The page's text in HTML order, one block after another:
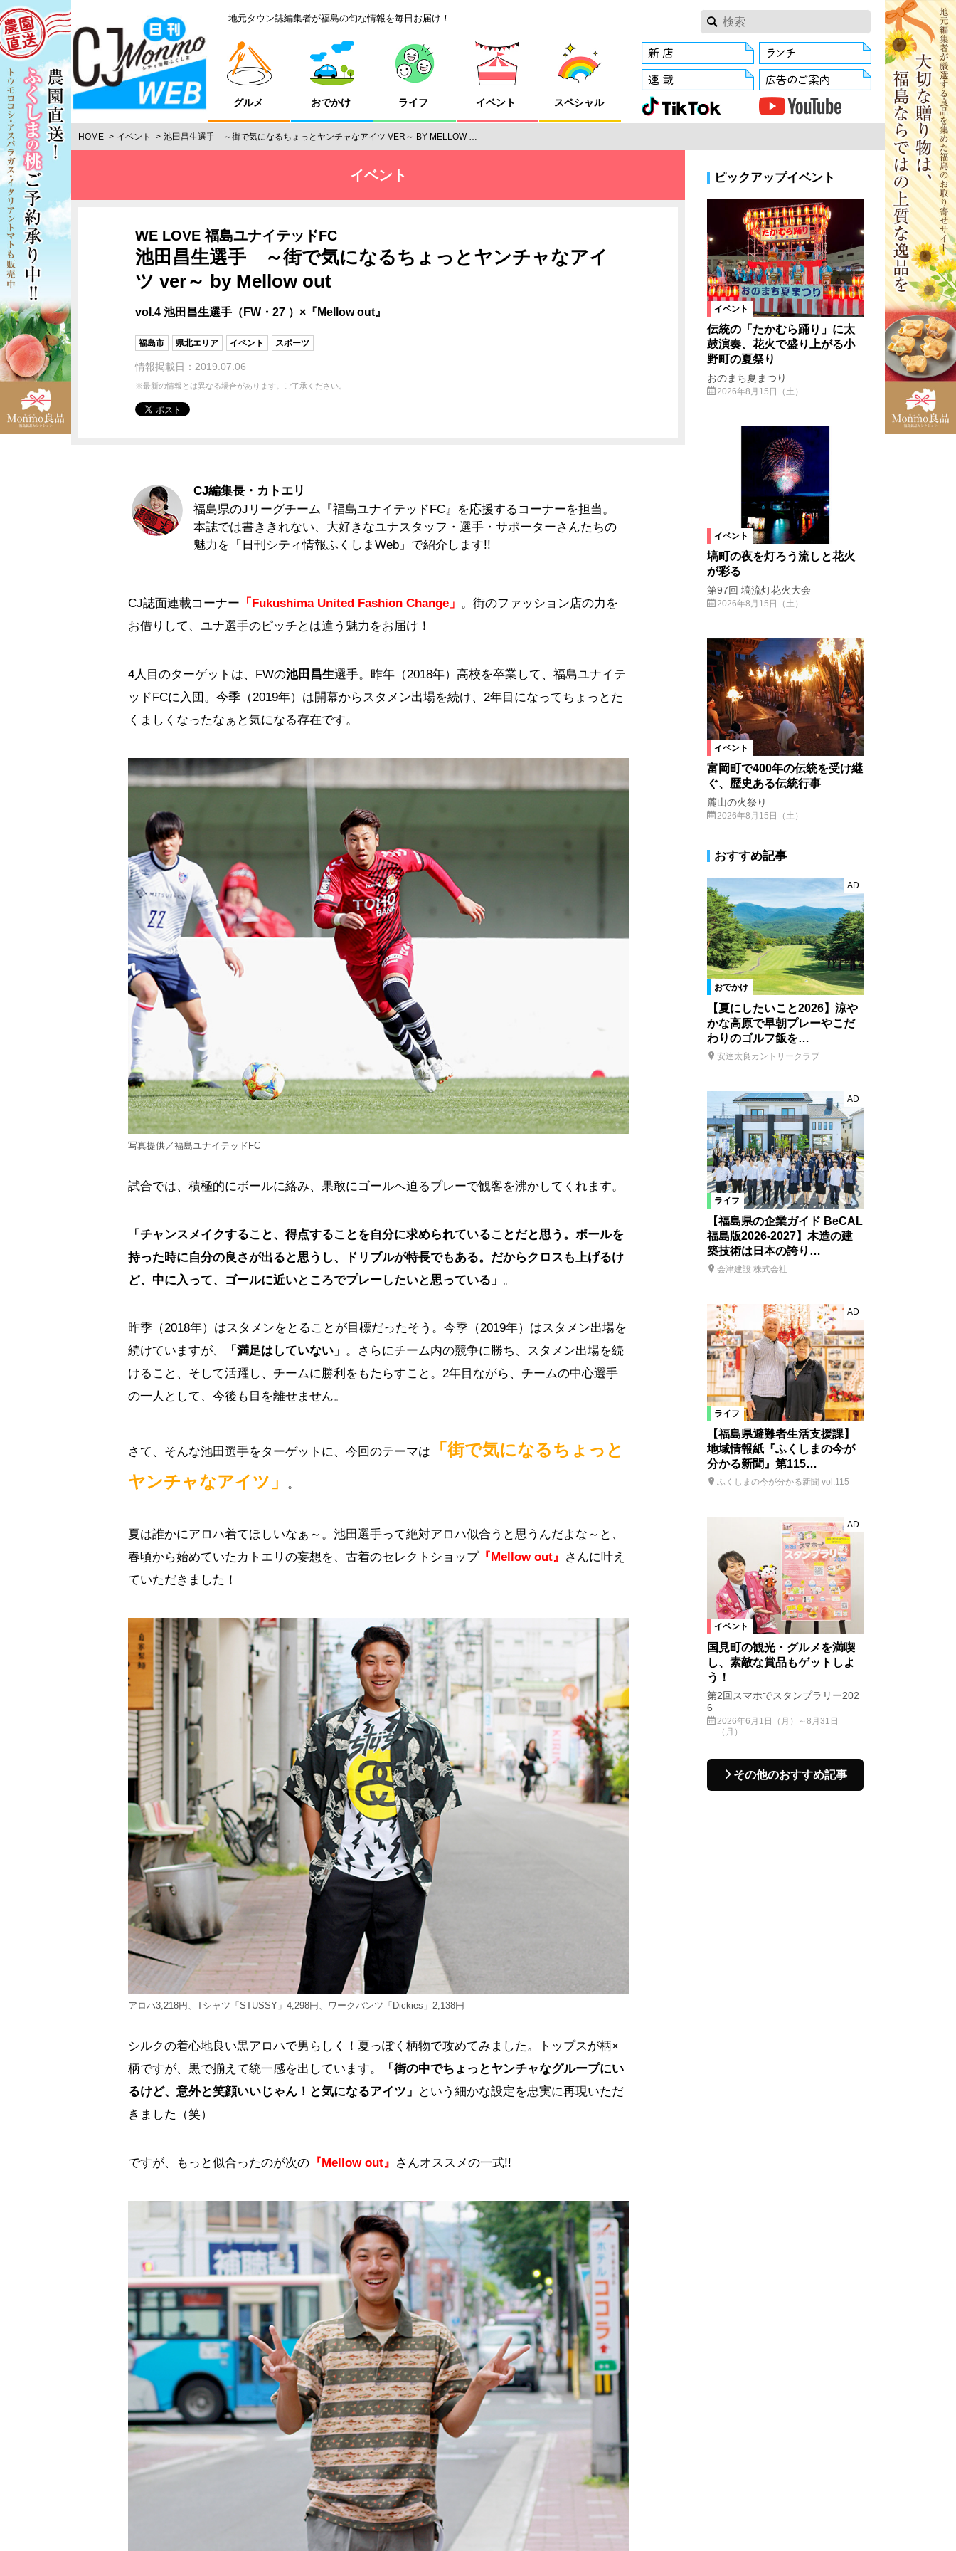
地元タウン誌編集者が福島の旬な情報を毎日お届け！
グルメ おでかけ ライフ イベント スペシャル
HOME イベント 池田昌生選手 ～街で気になるちょっとヤンチャなアイツ VER～ BY MELLOW …
イベント
WE LOVE 福島ユナイテッドFC
池田昌生選手 ～街で気になるちょっとヤンチャなアイ
ツ ver～ by Mellow out
vol.4 池田昌生選手（FW・27 ）×『Mellow out』
福島市 県北エリア イベント スポーツ
情報掲載日：2019.07.06
※最新の情報とは異なる場合があります。ご了承ください。
CJ編集長・カトエリ
福島県のJリーグチーム『福島ユナイテッドFC』を応援するコーナーを担当。
本誌では書ききれない、大好きなユナスタッフ・選手・サポーターさんたちの
魅力を「日刊シティ情報ふくしまWeb」で紹介します!!
CJ誌面連載コーナー 「Fukushima United Fashion Change」 。街のファッション店の力を
お借りして、ユナ選手のピッチとは違う魅力をお届け！
4人目のターゲットは、FWの池田昌生選手。昨年（2018年）高校を卒業して、福島ユナイテ
ッドFCに入団。今季（2019年）は開幕からスタメン出場を続け、2年目になってちょっとた
くましくなったなぁと気になる存在です。
写真提供／福島ユナイテッドFC
試合では、積極的にボールに絡み、果敢にゴールへ迫るプレーで観客を沸かしてくれます。
「チャンスメイクすること、得点することを自分に求められていることだと思う。ボールを
持った時に自分の良さが出ると思うし、ドリブルが特長でもある。だからクロスも上げるけ
ど、中に入って、ゴールに近いところでプレーしたいと思っている」 。
昨季（2018年）はスタメンをとることが目標だったそう。今季（2019年）はスタメン出場を
続けていますが、
「満足はしていない」 。さらにチーム内の競争に勝ち、スタメン出場を続
けること、そして活躍し、チームに勝利をもたらすこと。2年目ながら、チームの中心選手
の一人として、今後も目を離せません。
さて、そんな池田選手をターゲットに、今回のテーマは
「街で気になるちょっと
ヤンチャなアイツ」
。
夏は誰かにアロハ着てほしいなぁ～。池田選手って絶対アロハ似合うと思うんだよな～と、
春頃から始めていたカトエリの妄想を、古着のセレクトショップ『Mellow out』 さんに叶え
ていただきました！
アロハ3,218円、Tシャツ「STUSSY」4,298円、ワークパンツ「Dickies」2,138円
シルクの着心地良い黒アロハで男らしく！夏っぽく柄物で攻めてみました。トップスが柄×
柄ですが、黒で揃えて統一感を出しています。
「街の中でちょっとヤンチャなグループにい
るけど、意外と笑顔いいじゃん！と気になるアイツ」
という細かな設定を忠実に再現いただ
きました（笑）
ですが、もっと似合ったのが次の 『Mellow out』 さんオススメの一式!!
ピックアップイベント
イベント
伝統の「たかむら踊り」に太
鼓演奏、花火で盛り上がる小
野町の夏祭り
おのまち夏まつり
2026年8月15日（土）
イベント
塙町の夜を灯ろう流しと花火
が彩る
第97回 塙流灯花火大会
2026年8月15日（土）
イベント
富岡町で400年の伝統を受け継
ぐ、歴史ある伝統行事
麓山の火祭り
2026年8月15日（土）
おすすめ記事
おでかけ
AD
【夏にしたいこと2026】涼や
かな高原で早朝プレーやこだ
わりのゴルフ飯を…
安達太良カントリークラブ
ライフ
AD
【福島県の企業ガイド BeCAL
福島版2026-2027】木造の建
築技術は日本の誇り…
会津建設 株式会社
ライフ
AD
【福島県避難者生活支援課】
地域情報紙『ふくしまの今が
分かる新聞』第115…
ふくしまの今が分かる新聞 vol.115
イベント
AD
国見町の観光・グルメを満喫
し、素敵な賞品もゲットしよ
う！
第2回スマホでスタンプラリー202
6
2026年6月1日（月）～8月31日
（月）
その他のおすすめ記事